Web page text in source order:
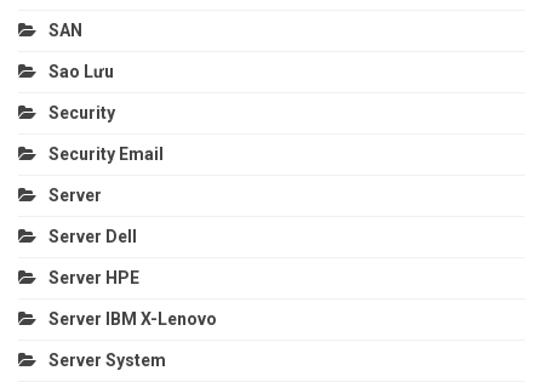
SAN
Sao Lưu
Security
Security Email
Server
Server Dell
Server HPE
Server IBM X-Lenovo
Server System